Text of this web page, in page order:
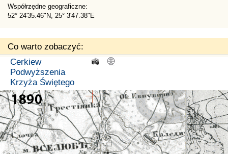
Współrzędne geograficzne:
52° 24'35.46"N, 25° 3'47.38"E
Co warto zobaczyć:
Cerkiew
Podwyższenia
Krzyża Świętego
.
.